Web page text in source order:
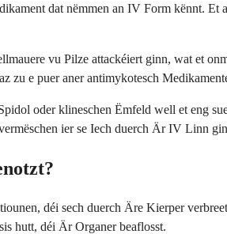
dat nëmmen an IV Form kënnt.
vu Pilze attackéiert ginn, wat et
zu e puer aner antimykotesch
oder klineschen Ëmfeld well et eng
ier se Iech duerch Är IV Linn
déi sech duerch Äre Kierper
hutt, déi Är Organer beaflosst.